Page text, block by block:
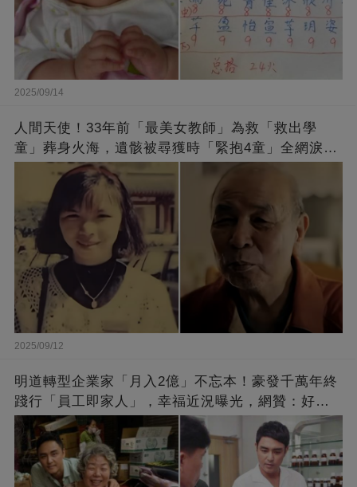
2025/09/14
人間天使！33年前「最美女教師」為救「救出學
童」葬身火海，遺骸被尋獲時「緊抱4童」全網淚
崩：真正的英雄不該被遺忘
2025/09/12
明道轉型企業家「月入2億」不忘本！豪發千萬年終
踐行「員工即家人」，幸福近況曝光，網贊：好老
闆的福報